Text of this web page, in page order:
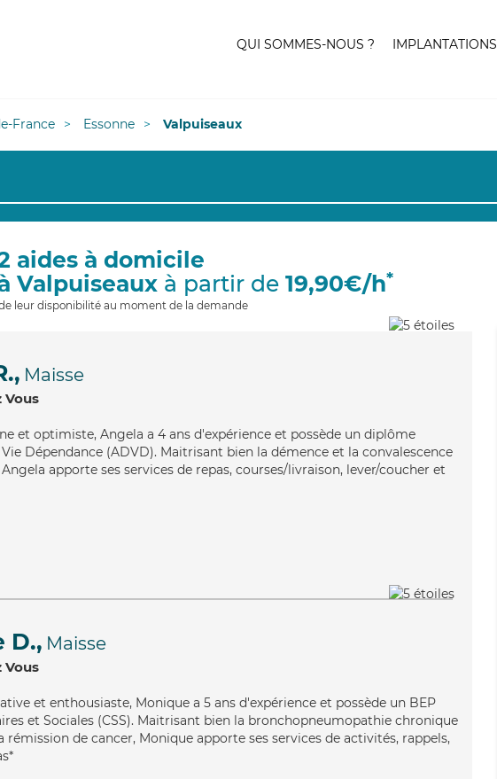
QUI SOMMES-NOUS ? IMPLANTATIONS
France Essonne Valpuiseaux
aides à domicile
Valpuiseaux à partir de 19,90€/h*
leur disponibilité au moment de la demande
Maisse
Vous
et optimiste, Angela a 4 ans d'expérience et possède un diplôme
Dépendance (ADVD). Maitrisant bien la démence et la convalescence
apporte ses services de repas, courses/livraison, lever/coucher et
D., Maisse
Vous
et enthousiaste, Monique a 5 ans d'expérience et possède un BEP
et Sociales (CSS). Maitrisant bien la bronchopneumopathie chronique
de cancer, Monique apporte ses services de activités, rappels,